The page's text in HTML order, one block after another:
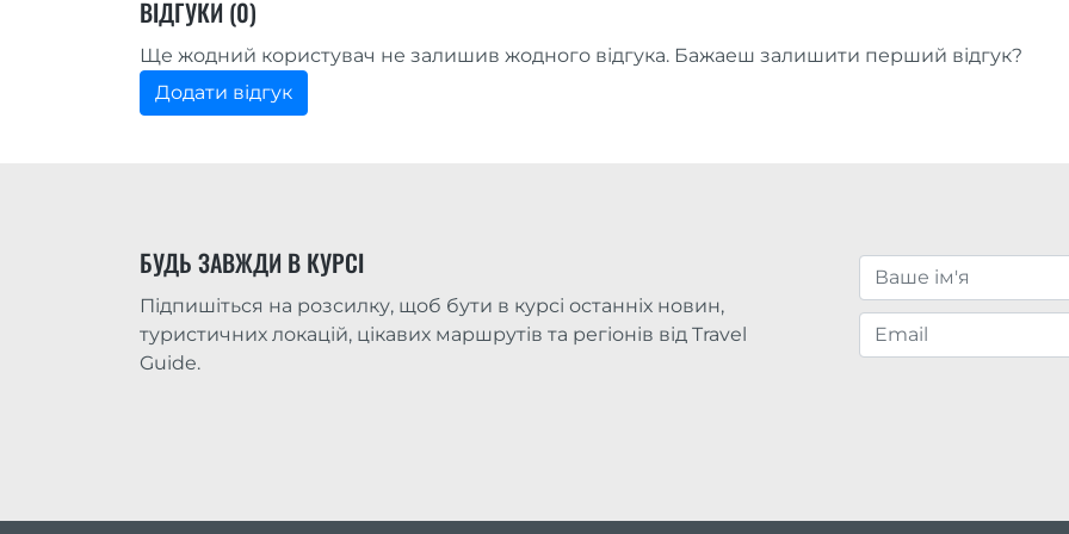
ВІДГУКИ (0)
Ще жодний користувач не залишив жодного відгука. Бажаеш залишити перший відгук?
Додати відгук
БУДЬ ЗАВЖДИ В КУРСІ
Підпишіться на розсилку, щоб бути в курсі останніх новин,
туристичних локацій, цікавих маршрутів та регіонів від Travel
Guide.